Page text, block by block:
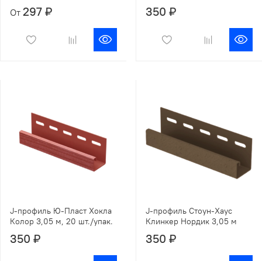
От 297 ₽ 350 ₽
J-профиль Ю-Пласт Хокла
Колор 3,05 м, 20 шт./упак.
350 ₽
J-профиль Стоун-Хаус
Клинкер Нордик 3,05 м
350 ₽